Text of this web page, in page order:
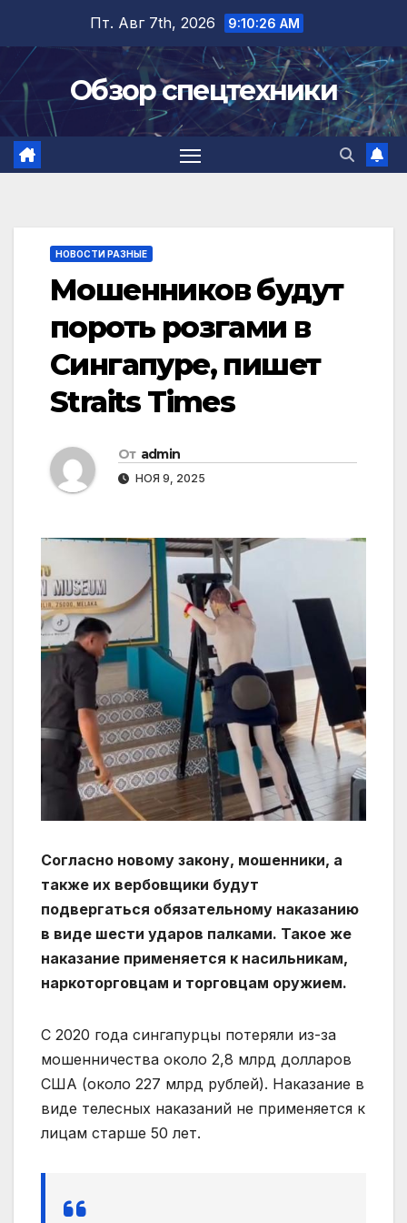
содержимому
Пт. Авг 7th, 2026 9:10:27 AM
Обзор спецтехники
НОВОСТИ РАЗНЫЕ
Мошенников будут
пороть розгами в
Сингапуре, пишет
Straits Times
От admin
НОЯ 9, 2025
Согласно новому закону, мошенники, а
также их вербовщики будут
подвергаться обязательному наказанию
в виде шести ударов палками. Такое же
наказание применяется к насильникам,
наркоторговцам и торговцам оружием.
С 2020 года сингапурцы потеряли из-за
мошенничества около 2,8 млрд долларов
США (около 227 млрд рублей). Наказание в
виде телесных наказаний не применяется к
лицам старше 50 лет.